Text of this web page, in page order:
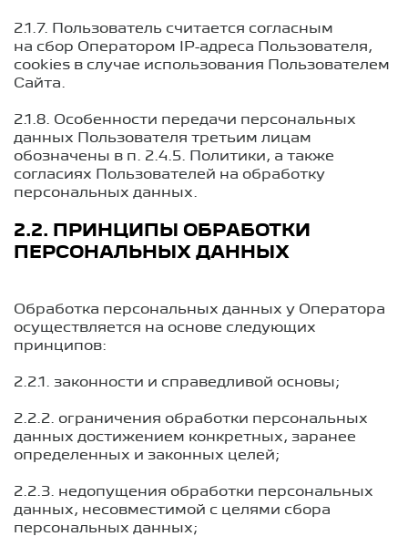
2.1.7. Пользователь считается согласным
на сбор Оператором IP-адреса Пользователя,
cookies в случае использования Пользователем
Сайта.
2.1.8. Особенности передачи персональных
данных Пользователя третьим лицам
обозначены в п. 2.4.5.
Политики, а также
согласиях Пользователей на обработку
персональных данных.
2.2. ПРИНЦИПЫ ОБРАБОТКИ
ПЕРСОНАЛЬНЫХ ДАННЫХ
Обработка персональных данных у Оператора
осуществляется на основе следующих
принципов:
2.2.1. законности и справедливой основы;
2.2.2. ограничения обработки персональных
данных достижением конкретных, заранее
определенных и законных целей;
2.2.3. недопущения обработки персональных
данных, несовместимой с целями сбора
персональных данных;